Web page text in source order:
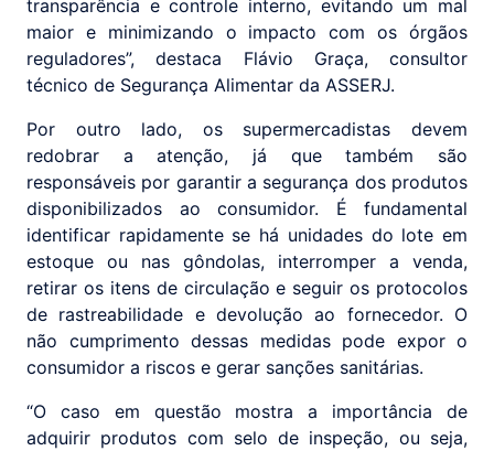
transparência e controle interno, evitando um mal
maior e minimizando o impacto com os órgãos
reguladores”, destaca Flávio Graça, consultor
técnico de Segurança Alimentar da ASSERJ.
Por outro lado, os supermercadistas devem
redobrar a atenção, já que também são
responsáveis por garantir a segurança dos produtos
disponibilizados ao consumidor. É fundamental
identificar rapidamente se há unidades do lote em
estoque ou nas gôndolas, interromper a venda,
retirar os itens de circulação e seguir os protocolos
de rastreabilidade e devolução ao fornecedor. O
não cumprimento dessas medidas pode expor o
consumidor a riscos e gerar sanções sanitárias.
“O caso em questão mostra a importância de
adquirir produtos com selo de inspeção, ou seja,